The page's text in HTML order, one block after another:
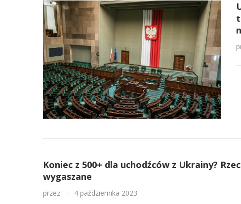
Koniec z 500+ dla uchodźców z Ukrainy?
wygaszane
przez 4 października 2023